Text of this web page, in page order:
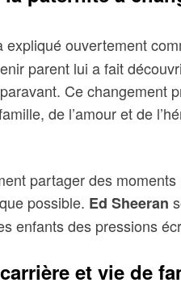
expliqué ouvertement
parent lui a fait
Ce changement
de l’amour et de
partager des
possible. Ed Sheeran
enfants des pressions
et vie de